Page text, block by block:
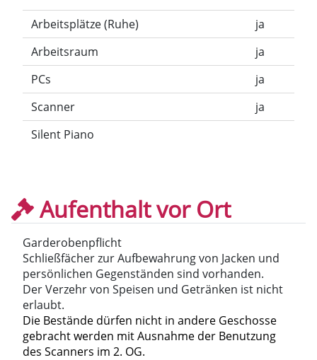
Arbeitsplätze (Ruhe)
ja
Arbeitsraum
ja
PCs
ja
Scanner
ja
Silent Piano
Aufenthalt vor Ort
Garderobenpflicht
Schließfächer zur Aufbewahrung von Jacken und
persönlichen Gegenständen sind vorhanden.
Der Verzehr von Speisen und Getränken ist nicht
erlaubt.
Die Bestände dürfen nicht in andere Geschosse
gebracht werden mit Ausnahme der Benutzung
des Scanners im 2. OG.